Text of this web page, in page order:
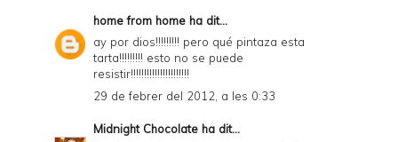
home from home ha dit...
ay por dios!!!!!!!!! pero qué pintaza esta
tarta!!!!!!!!! esto no se puede
resistir!!!!!!!!!!!!!!!!!!!!!!
29 de febrer del 2012, a les 0:33
Midnight Chocolate ha dit...